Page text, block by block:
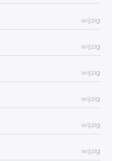
wijzig
wijzig
wijzig
wijzig
wijzig
wijzig